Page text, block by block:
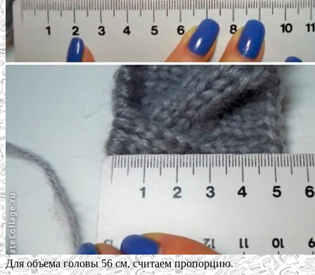
Для объема головы 56 см, считаем пропорцию.